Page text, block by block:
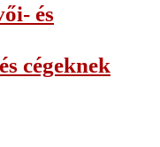
és
cégeknek